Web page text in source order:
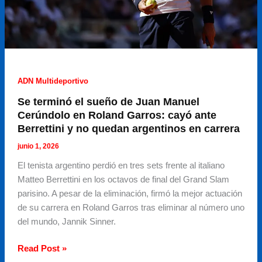
de
Roland
Garros
ADN Multideportivo
Se terminó el sueño de Juan Manuel
Cerúndolo en Roland Garros: cayó ante
Berrettini y no quedan argentinos en carrera
junio 1, 2026
El tenista argentino perdió en tres sets frente al italiano
Matteo Berrettini en los octavos de final del Grand Slam
parisino. A pesar de la eliminación, firmó la mejor actuación
de su carrera en Roland Garros tras eliminar al número uno
del mundo, Jannik Sinner.
Se
Read Post »